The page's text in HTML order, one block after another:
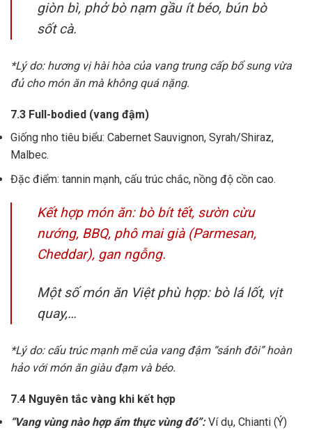
giòn bì, phở bò nạm gầu ít béo, bún bò
sốt cà.
*Lý do: hương vị hài hòa của vang trung cấp bổ sung vừa
đủ cho món ăn mà không quá nặng.
7.3 Full-bodied (vang đậm)
Giống nho tiêu biểu: Cabernet Sauvignon, Syrah/Shiraz,
Malbec.
Đặc điểm: tannin mạnh, cấu trúc chắc, nồng độ cồn cao.
Kết hợp món ăn: bò bít tết, sườn cừu
nướng, BBQ, phô mai già (Parmesan,
Cheddar), gan ngỗng.
Một số món ăn Việt phù hợp: bò lá lốt, vịt
quay,…
*Lý do: cấu trúc mạnh mẽ của vang đậm “sánh đôi” hoàn
hảo với món ăn giàu đạm và béo.
7.4 Nguyên tắc vàng khi kết hợp
“Vang vùng nào hợp ẩm thực vùng đó”:Ví dụ, Chianti (Ý)